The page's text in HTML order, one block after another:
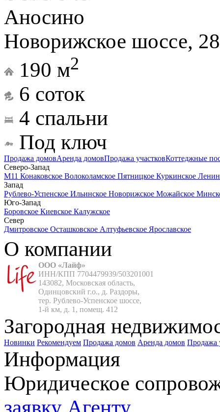
Аносино
Новорижское шоссе,
190 м2
6 соток
4 спальни
Под ключ
Продажа домовАренда домовПродажа участковКоттеджные
Северо-Запад
М11 Конаковское Волоколамское Пятницкое Куркинское
Запад
Рублево-Успенское Ильинское Новорижское Можайское
Юго-Запад
Боровское Киевское Калужское
Север
Дмитровское Осташковское Алтуфьевское Ярославское
О компании
ООО «Лайф»
ИНН/КПП 7704479939/503201001
143082, Московская область,
Одинцовский г.о., д. Раздоры,
тер. Рублево-Успенское шоссе,
1-й км, д. 1, помещ. 412
Загородная
Новинки Рекомендуем Продажа домов Аренда домов Продажа
Информация
Юридическое